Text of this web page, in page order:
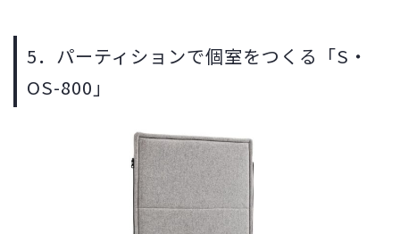
5．パーティションで個室をつくる「S・
OS-800」